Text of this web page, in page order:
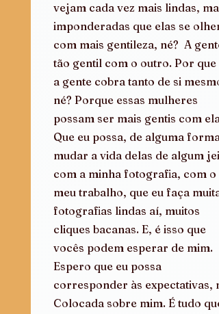
vejam cada vez mais lindas,
imponderadas que elas se
com mais gentileza, né?  A
tão gentil com o outro. Por que
a gente cobra tanto de si
né? Porque essas mulheres
possam ser mais gentis com
Que eu possa, de alguma forma,
mudar a vida delas de algum
com a minha fotografia, com o
meu trabalho, que eu faça
fotografias lindas aí, muitos
cliques bacanas. E, é isso que
vocês podem esperar de mim.
Espero que eu possa
corresponder às expectativas,
Colocada sobre mim. É tudo